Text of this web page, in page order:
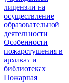
лицензии на
осуществление
образовательной
деятельности
Особенности
пожаротушения в
архивах и
библиотеках
Пожарная